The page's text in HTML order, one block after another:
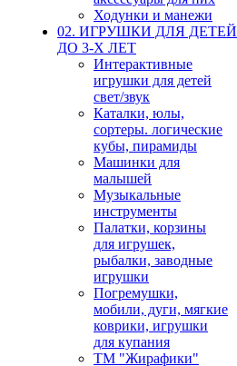
Ходунки и манежи
02. ИГРУШКИ ДЛЯ ДЕТЕЙ
ДО 3-Х ЛЕТ
Интерактивные
игрушки для детей
свет/звук
Каталки, юлы,
сортеры. логические
кубы, пирамиды
Машинки для
малышей
Музыкальные
инструменты
Палатки, корзины
для игрушек,
рыбалки, заводные
игрушки
Погремушки,
мобили, дуги, мягкие
коврики, игрушки
для купания
ТМ "Жирафики"